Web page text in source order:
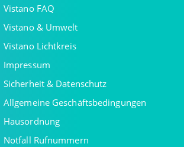
Vistano FAQ
Vistano & Umwelt
Vistano Lichtkreis
Impressum
Sicherheit & Datenschutz
Allgemeine Geschäftsbedingungen
Hausordnung
Notfall Rufnummern